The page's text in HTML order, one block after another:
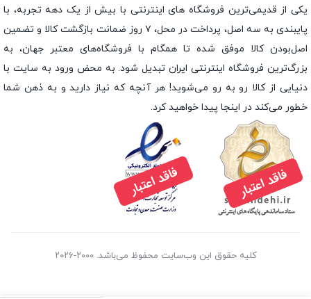
یکی از قدیمی‌ترین فروشگاه های اینترنتی با بیش از یک دهه تجربه، با
پایبندی به سه اصل، پرداخت در محل، ۷ روز ضمانت بازگشت کالا و تضمین
اصل‌بودن کالا موفق شده تا همگام با فروشگاه‌های معتبر جهان، به
بزرگ‌ترین فروشگاه اینترنتی ایران تبدیل شود. به محض ورود به سایت با
دنیایی از کالا رو به رو می‌شوید! هر آنچه که نیاز دارید و به ذهن شما
خطور می‌کند در اینجا پیدا خواهید کرد.
کلیه حقوق این وب‌سایت محفوظ می‌باشد. ۲۰۰۰-۲۰۲۶